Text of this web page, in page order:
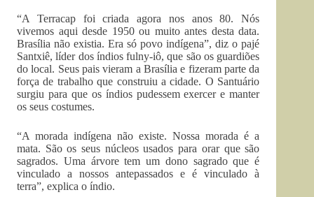
“A Terracap foi criada agora nos anos 80. Nós
vivemos aqui desde 1950 ou muito antes desta data.
Brasília não existia. Era só povo indígena”, diz o pajé
Santxiê, líder dos índios fulny-iô, que são os guardiões
do local. Seus pais vieram a Brasília e fizeram parte da
força de trabalho que construiu a cidade. O Santuário
surgiu para que os índios pudessem exercer e manter
os seus costumes.
“A morada indígena não existe. Nossa morada é a
mata. São os seus núcleos usados para orar que são
sagrados. Uma árvore tem um dono sagrado que é
vinculado a nossos antepassados e é vinculado à
terra”, explica o índio.